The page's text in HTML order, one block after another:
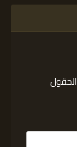
الحقول